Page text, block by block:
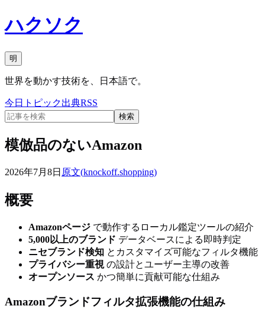
ハクソク
明
世界を動かす技術を、日本語で。
今日 トピック出典RSS
検索
模倣品のないAmazon
2026年7月8日 原文(knockoff.shopping)
概要
Amazonページ で動作するローカル鑑定ツールの紹介
5,000以上のブランド データベースによる即時判定
ニセブランド検知 とカスタマイズ可能なフィルタ機能
プライバシー重視の設計とユーザー主導の改善
オープンソース かつ簡単に貢献可能な仕組み
Amazonブランドフィルタ拡張機能の仕組み